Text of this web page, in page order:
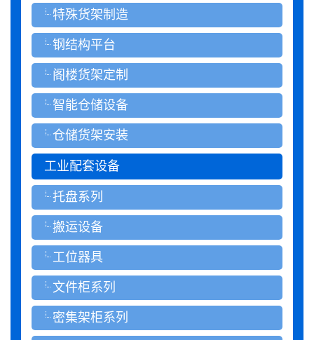
特殊货架制造
钢结构平台
阁楼货架定制
智能仓储设备
仓储货架安装
工业配套设备
托盘系列
搬运设备
工位器具
文件柜系列
密集架柜系列